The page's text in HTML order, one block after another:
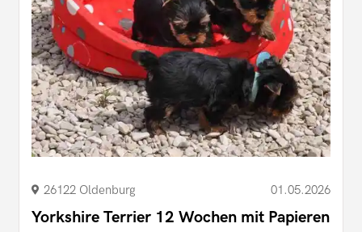
26122 Oldenburg 01.05.2026
Yorkshire Terrier 12 Wochen mit Papieren